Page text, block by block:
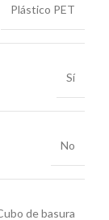
Plástico PET
Sí
No
de basura